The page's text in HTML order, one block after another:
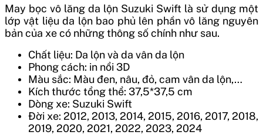
May bọc vô lăng da lộn Suzuki Swift là sử dụng một
lớp vật liệu da lộn bao phủ lên phần vô lăng nguyên
bản của xe có những thông số chính như sau.
Chất liệu: Da lộn và da vân da lộn
Phong cách: in nổi 3D
Màu sắc: Màu đen, nâu, đỏ, cam vân da lộn,…
Kích thước tổng thể: 37,5*37,5 cm
Dòng xe: Suzuki Swift
Đời xe: 2012, 2013, 2014, 2015, 2016, 2017, 2018,
2019, 2020, 2021, 2022, 2023, 2024